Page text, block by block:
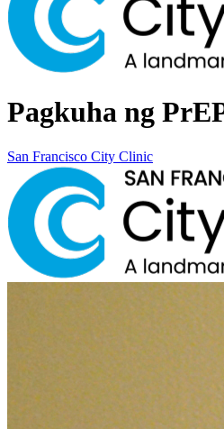
Pagkuha ng
San Francisco City Clinic